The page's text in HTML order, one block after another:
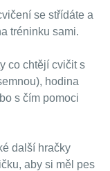
se střídáte a
tréninku sami.
co chtějí cvičit s
hodina
s čím pomoci
další hračky
aby si měl pes